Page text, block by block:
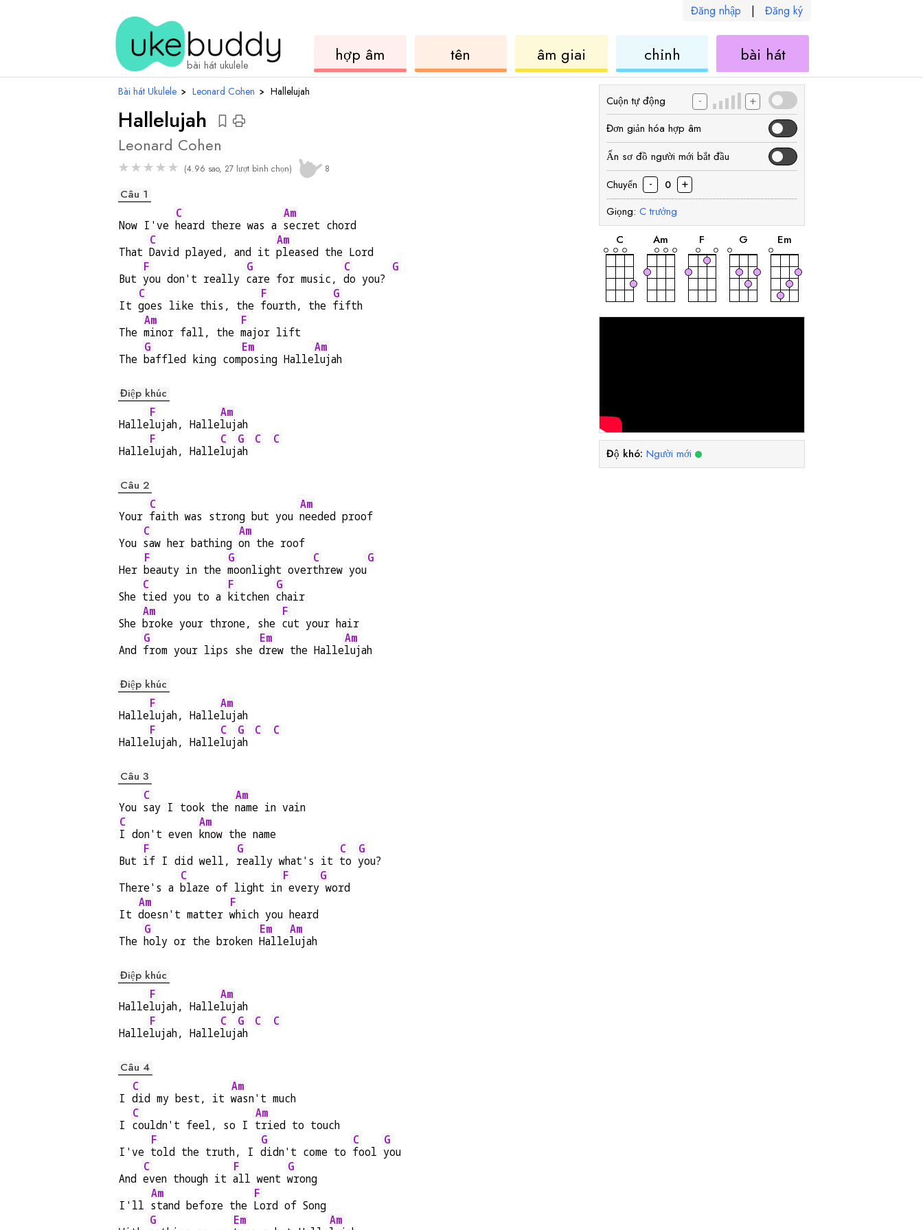
Đăng nhập | Đăng ký
bài hát ukulele
hợp âm
ukulele
tên
hợp
âm giai
ukulele
chỉnh
ukulele
bài hát
ukulele
Bài hát Ukulele › Leonard Cohen › Hallelujah
Hallelujah
âm
Leonard Cohen
★★★★★ (4.96 sao, 27 lượt bình chọn) 8
Câu 1
Now I've
C
heard there was a
Am
secret chord
That
C
David played, and it
Am
pleased the Lord
But
F
you don't really
G
care for music,
C
do you?
G
It
C
goes like this, the
F
fourth, the
G
fifth
The
Am
minor fall, the
F
major lift
The
G
baffled king com
Em
posing Halle
Am
lujah
Điệp khúc
Halle
F
lujah, Halle
Am
lujah
Halle
F
lujah, Halle
C
luj
G
ah
C C
Câu 2
Your
C
faith was strong but you
Am
needed proof
You
C
saw her bathing
Am
on the roof
Her
F
beauty in the
G
moonlight over
C
threw you
G
She
C
tied you to a
F
kitchen
G
chair
She
Am
broke your throne, she
F
cut your hair
And
G
from your lips she
Em
drew the Halle
Am
lujah
Điệp khúc
Halle
F
lujah, Halle
Am
lujah
Halle
F
lujah, Halle
C
luj
G
ah
C C
Câu 3
You
C
say I took the
Am
name in vain
C
I don't even
Am
know the name
But
F
if I did well,
G
really what's it
C
to
G
you?
There's a
C
blaze of light in
F
every
G
word
It
Am
doesn't matter
F
which you heard
The
G
holy or the broken
Em
Halle
Am
lujah
Điệp khúc
Halle
F
lujah, Halle
Am
lujah
Halle
F
lujah, Halle
C
luj
G
ah
C C
Câu 4
I
C
did my best, it
Am
wasn't much
I
C
couldn't feel, so I
Am
tried to touch
I've
F
told the truth, I
G
didn't come to
C
fool
G
you
And
C
even though it
F
all went
G
wrong
I'll
Am
stand before the
F
Lord of Song
G
Em
Am
Cuộn tự động - +
Đơn giản hóa hợp âm
Ẩn sơ đồ người mới bắt đầu
Chuyển
- 0 +
Giọng: C trưởng
C
hợp
Am
hợp
F
hợp
G
hợp
Em
hợp
Độ khó: Người mới